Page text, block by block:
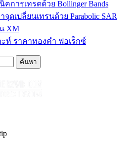
การเทรดด้วย Bollinger Bands
ดเปลี่ยนเทรนด้วย Parabolic SAR
XM
ห์ ราคาทองคำ ฟอเร็กซ์